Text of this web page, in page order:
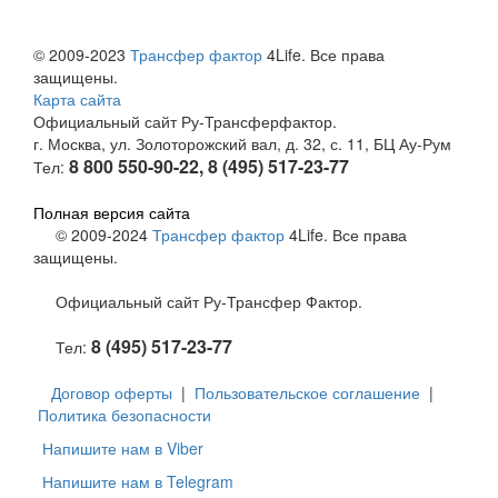
© 2009-2023 Трансфер фактор 4Life. Все права
защищены.
Карта сайта
Официальный сайт Ру-Трансферфактор.
г. Москва, ул. Золоторожский вал, д. 32, с. 11, БЦ Ау-Рум
Тел: 8 800 550-90-22, 8 (495) 517-23-77
Полная версия сайта
© 2009-2024 Трансфер фактор 4Life. Все права
защищены.
Официальный сайт Ру-Трансфер Фактор.
Тел: 8 (495) 517-23-77
Договор оферты | Пользовательское соглашение |
Политика безопасности
Напишите нам в Viber
Напишите нам в Telegram